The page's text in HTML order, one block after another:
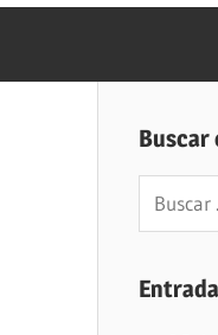
Buscar
Buscar: